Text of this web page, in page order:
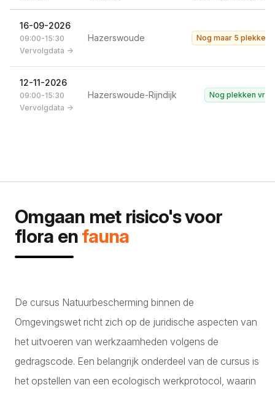
16-09-2026
09:00-15:30
Vervolgdata ->
Hazerswoude Nog maar 5 plekken
12-11-2026
09:00-15:30
Vervolgdata ->
Hazerswoude-Rijndijk Nog plekken vrij!
Omgaan met risico's voor
flora enfauna
De cursus Natuurbescherming binnen de
Omgevingswet richt zich op de juridische aspecten van
het uitvoeren van werkzaamheden volgens de
gedragscode. Een belangrijk onderdeel van de cursus is
het opstellen van een ecologisch werkprotocol, waarin